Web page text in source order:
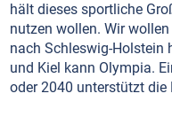
hält dieses sportliche
nutzen wollen. Wir
nach Schleswig-Holstein
und Kiel kann Olympia.
oder 2040 unterstützt die